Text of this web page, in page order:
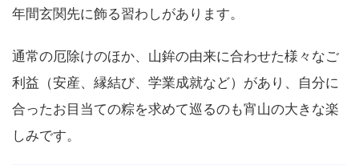
年間玄関先に飾る習わしがあります。
通常の厄除けのほか、山鉾の由来に合わせた様々なご
利益（安産、縁結び、学業成就など）があり、自分に
合ったお目当ての粽を求めて巡るのも宵山の大きな楽
しみです。